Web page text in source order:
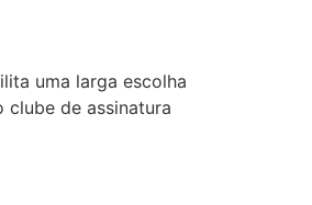
uma larga escolha
clube de assinatura